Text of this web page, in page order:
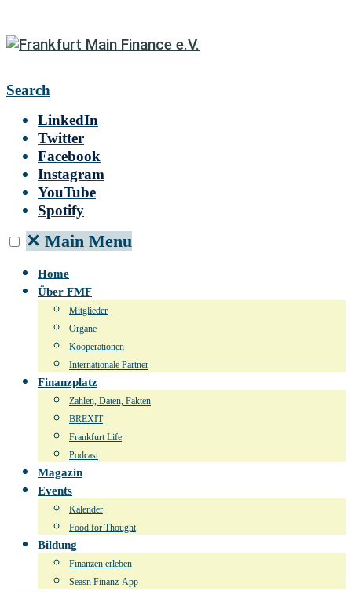
Search
LinkedIn
Twitter
Facebook
Instagram
YouTube
Spotify
✕ Main Menu
Home
Über FMF
Mitglieder
Organe
Kooperationen
Internationale Partner
Finanzplatz
Zahlen, Daten, Fakten
BREXIT
Frankfurt Life
Podcast
Magazin
Events
Kalender
Food for Thought
Bildung
Finanzen erleben
Seasn Finanz-App